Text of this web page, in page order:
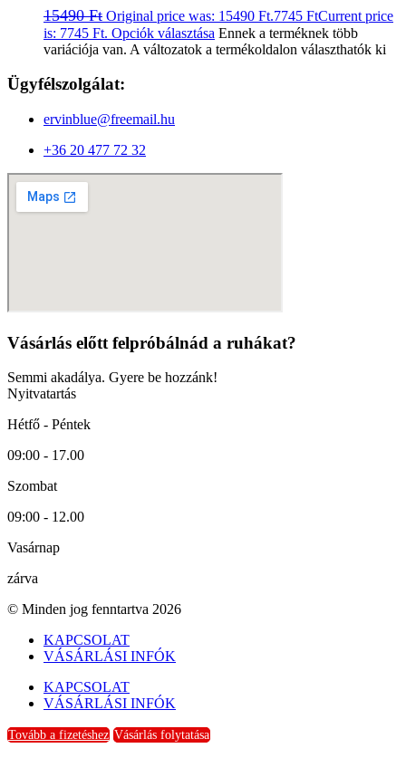
15490Ft Original price was: 15490 Ft.7745 FtCurrent price
is: 7745 Ft. Opciók választása Ennek a terméknek több
variációja van. A változatok a termékoldalon választhatók ki
Ügyfélszolgálat:
ervinblue@freemail.hu
+36 20 477 72 32
Vásárlás előtt felpróbálnád a ruhákat?
Semmi akadálya. Gyere be hozzánk!
Nyitvatartás
Hétfő - Péntek
09:00 - 17.00
Szombat
09:00 - 12.00
Vasárnap
zárva
© Minden jog fenntartva 2026
KAPCSOLAT
VÁSÁRLÁSI INFÓK
KAPCSOLAT
VÁSÁRLÁSI INFÓK
Tovább a fizetéshez Vásárlás folytatása